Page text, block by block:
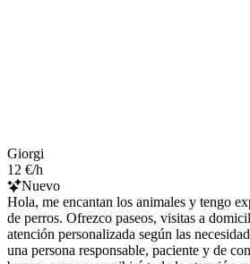
Giorgi
12 €/h
Nuevo
Hola, me encantan los animales y tengo
de perros. Ofrezco paseos, visitas a
atención personalizada según las
una persona responsable, paciente y de